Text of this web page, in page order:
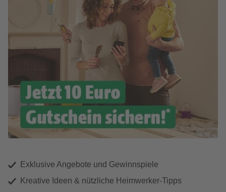
Exklusive Angebote und Gewinnspiele
Kreative Ideen & nützliche Heimwerker-Tipps